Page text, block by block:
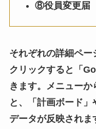
⑧役員変更届
それぞれの詳細ペ
クリックすると「
きます。メニュー
と、「計画ボード
データが反映されま